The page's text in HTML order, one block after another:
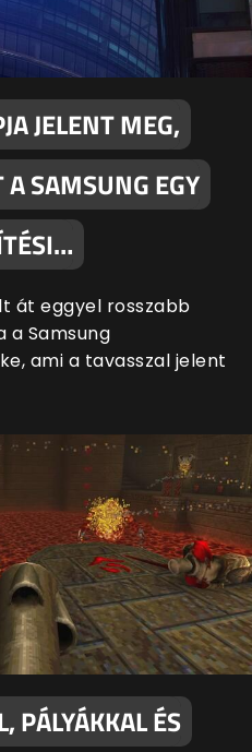
JELENT MEG,
SAMSUNG EGY
át eggyel rosszabb
Samsung
ami a tavasszal jelent
PÁLYÁKKAL ÉS